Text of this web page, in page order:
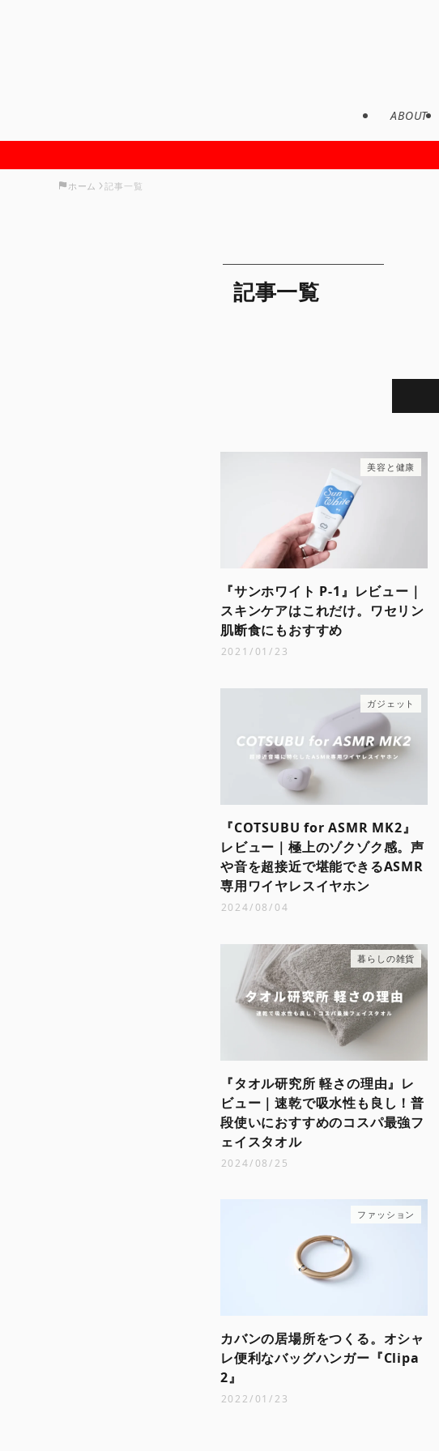
ABOUT
ホーム 記事一覧
記事一覧
美容と健康
『サンホワイト P-1』レビュー｜
スキンケアはこれだけ。ワセリン
肌断食にもおすすめ
2021/01/23
ガジェット
『COTSUBU for ASMR MK2』
レビュー｜極上のゾクゾク感。声
や音を超接近で堪能できるASMR
専用ワイヤレスイヤホン
2024/08/04
暮らしの雑貨
『タオル研究所 軽さの理由』レ
ビュー｜速乾で吸水性も良し！普
段使いにおすすめのコスパ最強フ
ェイスタオル
2024/08/25
ファッション
カバンの居場所をつくる。オシャ
レ便利なバッグハンガー『Clipa
2』
2022/01/23